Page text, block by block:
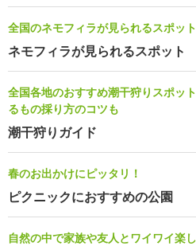
全国のネモフィラが見られるスポッ
ネモフィラが見られるスポット
全国各地のおすすめ潮干狩りスポッ
るもの採り方のコツも
潮干狩りガイド
春のお出かけにピッタリ！
ピクニックにおすすめの公園
自然の中で家族や友人とワイワイ楽